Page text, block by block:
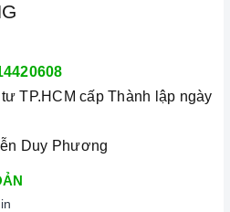
TP.HCM cấp Thành lập ngày
Duy Phương